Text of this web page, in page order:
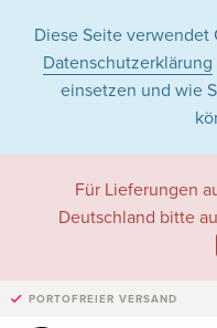
Diese Seite verwendet
Datenschutzerklärung
einsetzen und wie
Für Lieferungen
Deutschland bitte
PORTOFREIER VERSAND
Qui
- Alle